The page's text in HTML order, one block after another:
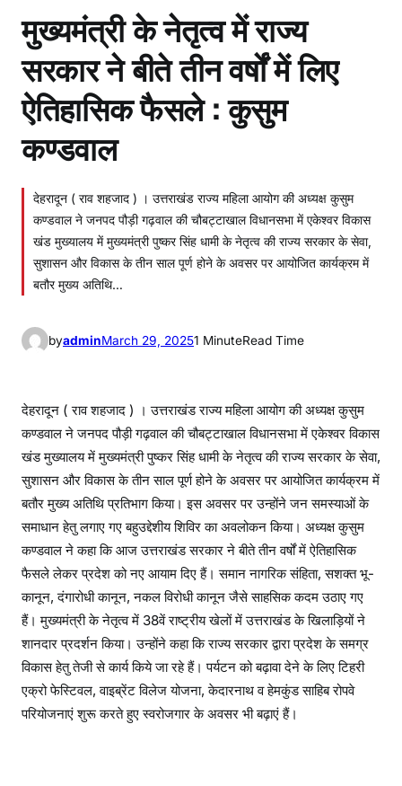
मुख्यमंत्री के नेतृत्व में राज्य
सरकार ने बीते तीन वर्षों में लिए
ऐतिहासिक फैसले : कुसुम
कण्डवाल
देहरादून ( राव शहजाद ) । उत्तराखंड राज्य महिला आयोग की अध्यक्ष कुसुम
कण्डवाल ने जनपद पौड़ी गढ़वाल की चौबट्टाखाल विधानसभा में एकेश्वर विकास
खंड मुख्यालय में मुख्यमंत्री पुष्कर सिंह धामी के नेतृत्व की राज्य सरकार के सेवा,
सुशासन और विकास के तीन साल पूर्ण होने के अवसर पर आयोजित कार्यक्रम में
बतौर मुख्य अतिथि…
byadminMarch 29, 20251 MinuteRead Time
देहरादून ( राव शहजाद ) । उत्तराखंड राज्य महिला आयोग की अध्यक्ष कुसुम
कण्डवाल ने जनपद पौड़ी गढ़वाल की चौबट्टाखाल विधानसभा में एकेश्वर विकास
खंड मुख्यालय में मुख्यमंत्री पुष्कर सिंह धामी के नेतृत्व की राज्य सरकार के सेवा,
सुशासन और विकास के तीन साल पूर्ण होने के अवसर पर आयोजित कार्यक्रम में
बतौर मुख्य अतिथि प्रतिभाग किया। इस अवसर पर उन्होंने जन समस्याओं के
समाधान हेतु लगाए गए बहुउद्देशीय शिविर का अवलोकन किया। अध्यक्ष कुसुम
कण्डवाल ने कहा कि आज उत्तराखंड सरकार ने बीते तीन वर्षों में ऐतिहासिक
फैसले लेकर प्रदेश को नए आयाम दिए हैं। समान नागरिक संहिता, सशक्त भू-
कानून, दंगारोधी कानून, नकल विरोधी कानून जैसे साहसिक कदम उठाए गए
हैं। मुख्यमंत्री के नेतृत्व में 38वें राष्ट्रीय खेलों में उत्तराखंड के खिलाड़ियों ने
शानदार प्रदर्शन किया। उन्होंने कहा कि राज्य सरकार द्वारा प्रदेश के समग्र
विकास हेतु तेजी से कार्य किये जा रहे हैं। पर्यटन को बढ़ावा देने के लिए टिहरी
एक्रो फेस्टिवल, वाइब्रेंट विलेज योजना, केदारनाथ व हेमकुंड साहिब रोपवे
परियोजनाएं शुरू करते हुए स्वरोजगार के अवसर भी बढ़ाएं हैं।